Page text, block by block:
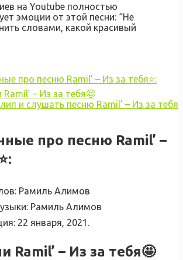
на Youtube полностью
эмоции от этой песни: “Не
словами, какой красивый
про песню Ramil’ – Из за тебя⭐:
Ramil’ – Из за тебя🤩
и слушать песню Ramil’ – Из за тебя
про песню Ramil’ –
:
Рамиль Алимов
Рамиль Алимов
22 января, 2021.
Ramil’ – Из за тебя🤩